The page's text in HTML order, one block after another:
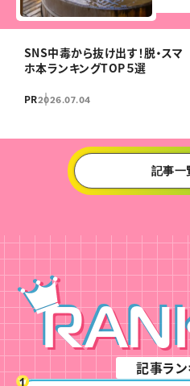
SNS中毒から抜け出す！脱・スマ
ホ本ランキングTOP５選
PR2026.07.04
記事一
記事ラ